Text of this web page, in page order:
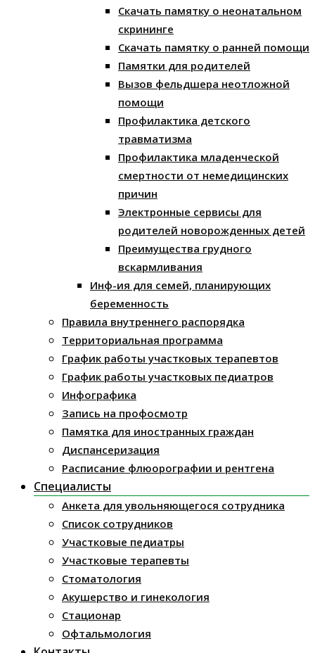
Скачать памятку о неонатальном
скрининге
Скачать памятку о ранней помощи
Памятки для родителей
Вызов фельдшера неотложной
помощи
Профилактика детского
травматизма
Профилактика младенческой
смертности от немедицинских
причин
Электронные сервисы для
родителей новорожденных детей
Преимущества грудного
вскармливания
Инф-ия для семей, планирующих
беременность
Правила внутреннего распорядка
Территориальная программа
График работы участковых терапевтов
График работы участковых педиатров
Инфографика
Запись на профосмотр
Памятка для иностранных граждан
Диспансеризация
Расписание флюорографии и рентгена
Специалисты
Анкета для увольняющегося сотрудника
Список сотрудников
Участковые педиатры
Участковые терапевты
Стоматология
Акушерство и гинекология
Стационар
Офтальмология